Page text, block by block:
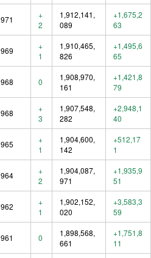
971
+
2
1,912,141,
089
+1,675,2
63
969
+
1
1,910,465,
826
+1,495,6
65
968 0
1,908,970,
161
+1,421,8
79
968
+
3
1,907,548,
282
+2,948,1
40
965
+
1
1,904,600,
142
+512,17
1
964
+
2
1,904,087,
971
+1,935,9
51
962
+
1
1,902,152,
020
+3,583,3
59
961 0
1,898,568,
661
+1,751,8
11